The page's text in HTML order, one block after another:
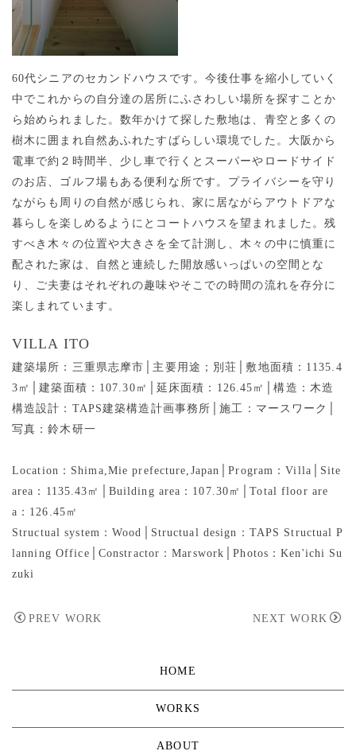
60代シニアのセカンドハウスです。今後仕事を縮小していく
中でこれからの自分達の居所にふさわしい場所を探すことか
ら始められました。数年かけて探した敷地は、青空と多くの
樹木に囲まれ自然あふれたすばらしい環境でした。大阪から
電車で約２時間半、少し車で行くとスーパーやロードサイド
のお店、ゴルフ場もある便利な所です。 プライバシーを守り
ながらも周りの自然が感じられ、家に居ながらアウトドアな
暮らしを楽しめるようにとコートハウスを望まれました。残
すべき木々の位置や大きさを全て計測し、木々の中に慎重に
配された家は、自然と連続した開放感いっぱいの空間とな
り、ご夫妻はそれぞれの趣味やそこでの時間の流れを存分に
楽しまれています。
VILLA ITO
建築場所：三重県志摩市│主要用途；別荘│敷地面積：1135.4
3㎡│建築面積：107.30㎡│延床面積：126.45㎡│構造：木造
構造設計：TAPS建築構造計画事務所│施工：マースワーク│
写真：鈴木研一
Location：Shima,Mie prefecture,Japan │Program：Villa│ Site
area：1135.43㎡│ Building area：107.30㎡│Total floor are
a：126.45㎡
Structual system：Wood│ Structual design：TAPS Structual P
lanning Office│ Constractor：Marswork │Photos：Ken'ichi Su
zuki
PREV WORK NEXT WORK
HOME
WORKS
ABOUT